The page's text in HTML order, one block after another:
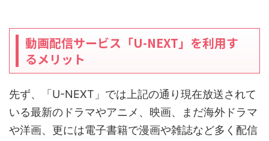
動画配信サービス「U-NEXT」を利用す
るメリット
先ず、「U-NEXT」では上記の通り現在放送されて
いる最新のドラマやアニメ、映画、まだ海外ドラマ
や洋画、更には電子書籍で漫画や雑誌など多く配信